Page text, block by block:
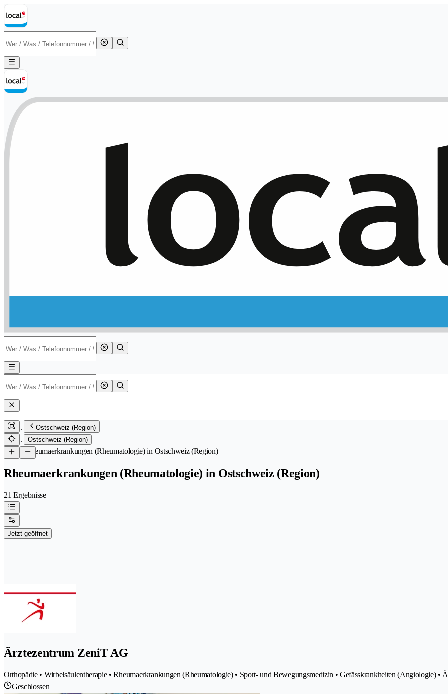
Ostschweiz (Region)
Ostschweiz (Region)
/Rheumaerkrankungen (Rheumatologie) in Ostschweiz (Region)
Rheumaerkrankungen (Rheumatologie) in Ostschweiz (Region)
21 Ergebnisse
Jetzt geöffnet
Ärztezentrum ZeniT AG
Orthopädie • Wirbelsäulentherapie • Rheumaerkrankungen (Rheumatologie) • Sport- und Bewegungsmedizin • Gefässkrankheiten (Angiologie) •
Geschlossen